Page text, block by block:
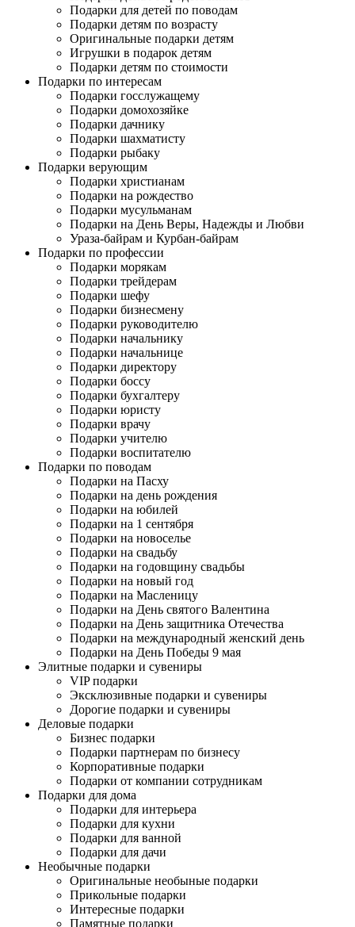
Подарки для детей по поводам
Подарки детям по возрасту
Оригинальные подарки детям
Игрушки в подарок детям
Подарки детям по стоимости
Подарки по интересам
Подарки госслужащему
Подарки домохозяйке
Подарки дачнику
Подарки шахматисту
Подарки рыбаку
Подарки верующим
Подарки христианам
Подарки на рождество
Подарки мусульманам
Подарки на День Веры, Надежды и Любви
Ураза-байрам и Курбан-байрам
Подарки по профессии
Подарки морякам
Подарки трейдерам
Подарки шефу
Подарки бизнесмену
Подарки руководителю
Подарки начальнику
Подарки начальнице
Подарки директору
Подарки боссу
Подарки бухгалтеру
Подарки юристу
Подарки врачу
Подарки учителю
Подарки воспитателю
Подарки по поводам
Подарки на Пасху
Подарки на день рождения
Подарки на юбилей
Подарки на 1 сентября
Подарки на новоселье
Подарки на свадьбу
Подарки на годовщину свадьбы
Подарки на новый год
Подарки на Масленицу
Подарки на День святого Валентина
Подарки на День защитника Отечества
Подарки на международный женский день
Подарки на День Победы 9 мая
Элитные подарки и сувениры
VIP подарки
Эксклюзивные подарки и сувениры
Дорогие подарки и сувениры
Деловые подарки
Бизнес подарки
Подарки партнерам по бизнесу
Корпоративные подарки
Подарки от компании сотрудникам
Подарки для дома
Подарки для интерьера
Подарки для кухни
Подарки для ванной
Подарки для дачи
Необычные подарки
Оригинальные необыные подарки
Прикольные подарки
Интересные подарки
Памятные подарки